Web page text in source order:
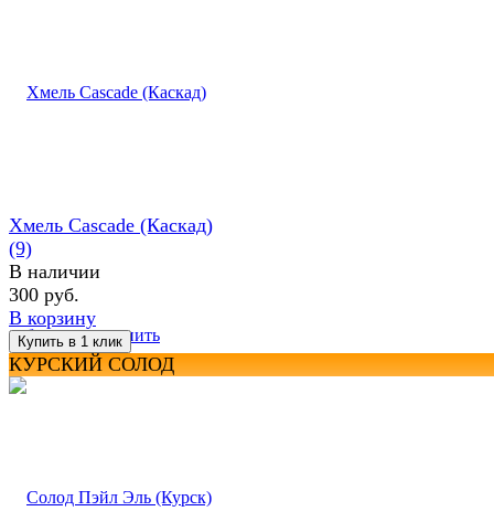
избранное сравнить
Хмель Cascade (Каскад)
(9)
В наличии
300 руб.
В корзину
КУРСКИЙ СОЛОД